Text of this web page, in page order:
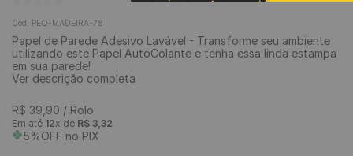
Cód: PEQ-MADEIRA-78
Papel de Parede Adesivo Lavável - Transforme seu ambiente
utilizando este Papel AutoColante e tenha essa linda estampa
em sua parede!
Ver descrição completa
R$ 39 90 / Rolo
Em até 12x de R$ 3,32
5%OFF no PIX
10º piso vinílico